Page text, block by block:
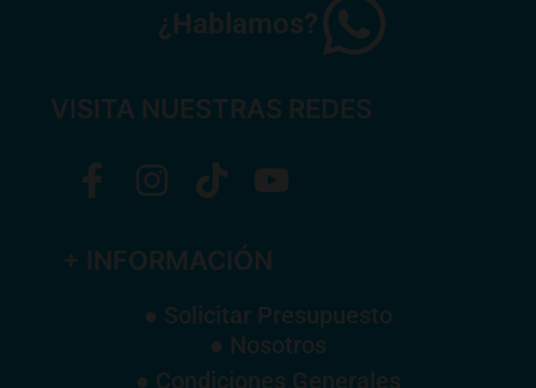
¿Hablamos?
VISITA NUESTRAS REDES
+ INFORMACIÓN
● Solicitar Presupuesto
● Nosotros
● Condiciones Generales